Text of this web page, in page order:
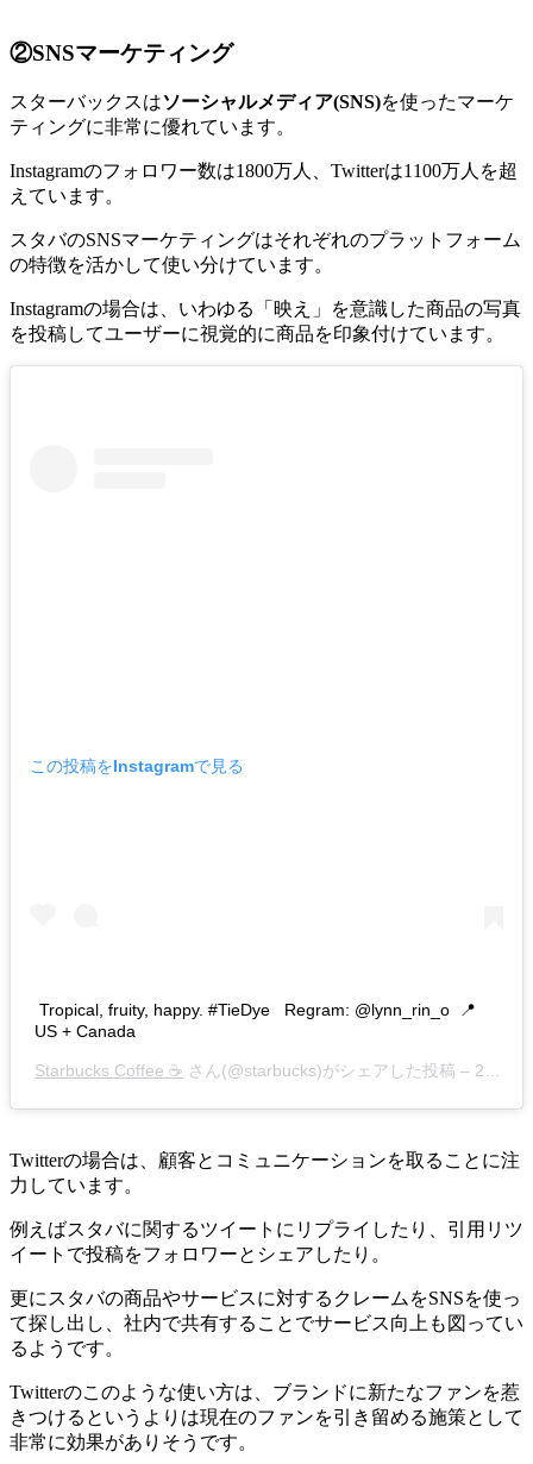
②SNSマーケティング
スターバックスはソーシャルメディア(SNS)を使ったマーケ
ティングに非常に優れています。
Instagramのフォロワー数は1800万人、Twitterは1100万人を超
えています。
スタバのSNSマーケティングはそれぞれのプラットフォーム
の特徴を活かして使い分けています。
Instagramの場合は、いわゆる「映え」を意識した商品の写真
を投稿してユーザーに視覚的に商品を印象付けています。
この投稿をInstagramで見る
Tropical, fruity, happy. #TieDye ⁣⁣ ⁣⁣ Regram: @lynn_rin_o⁣⁣ ⁣⁣ 📍
US + Canada
Starbucks Coffee ☕ さん(@starbucks)がシェアした投稿 – 2019年 7月月13日午前7時30分PDT
Twitterの場合は、顧客とコミュニケーションを取ることに注
力しています。
例えばスタバに関するツイートにリプライしたり、引用リツ
イートで投稿をフォロワーとシェアしたり。
更にスタバの商品やサービスに対するクレームをSNSを使っ
て探し出し、社内で共有することでサービス向上も図ってい
るようです。
Twitterのこのような使い方は、ブランドに新たなファンを惹
きつけるというよりは現在のファンを引き留める施策として
非常に効果がありそうです。